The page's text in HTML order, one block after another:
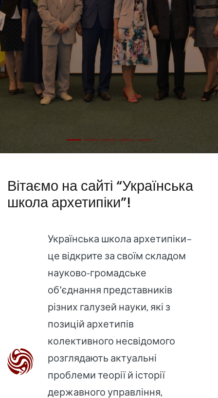
Вітаємо на сайті “Українська
школа архетипіки”!
Українська школа архетипіки–
це відкрите за своїм складом
науково-громадське
об’єднання представників
різних галузей науки, які з
позицій архетипів
колективного несвідомого
розглядають актуальні
проблеми теорії й історії
державного управління,